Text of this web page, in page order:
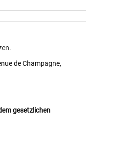
de Champagne,
gesetzlichen